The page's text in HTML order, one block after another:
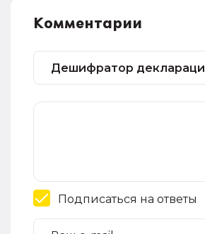
Комментарии
Подписаться на ответы